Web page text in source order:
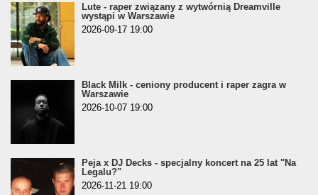
Lute - raper związany z wytwórnią Dreamville
wystąpi w Warszawie
2026-09-17 19:00
Black Milk - ceniony producent i raper zagra w
Warszawie
2026-10-07 19:00
Peja x DJ Decks - specjalny koncert na 25 lat "Na
Legalu?"
2026-11-21 19:00